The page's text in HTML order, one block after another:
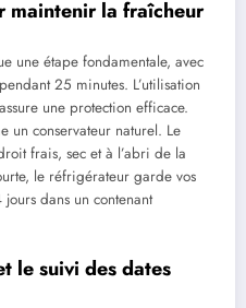
maintenir la fraîcheur
une étape fondamentale, avec
25 minutes. L’utilisation
une protection efficace.
un conservateur naturel. Le
frais, sec et à l’abri de la
le réfrigérateur garde vos
dans un contenant
le suivi des dates